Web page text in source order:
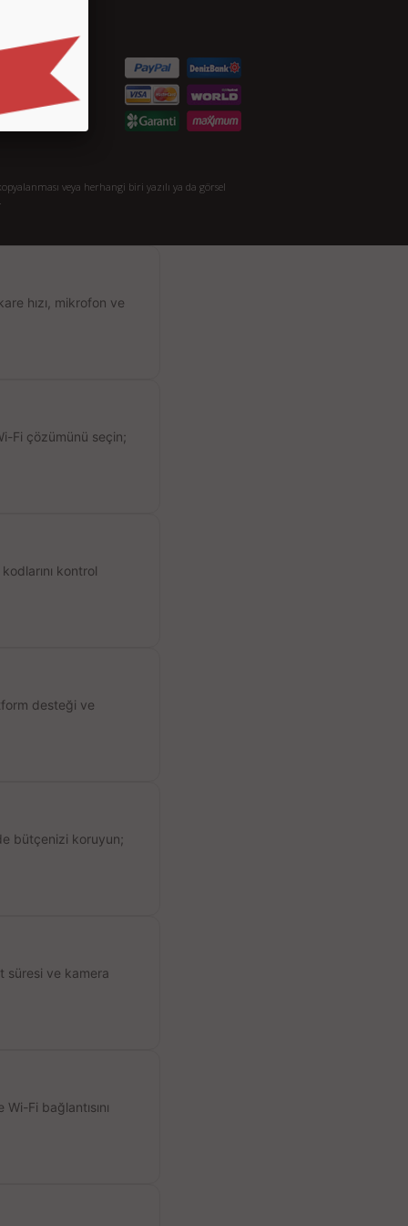
Arama
veya herhangi biri yazılı ya da görsel
hızı, mikrofon ve
Fi çözümünü seçin;
kontrol
desteği ve
bütçenizi koruyun;
süresi ve kamera
Fi bağlantısını